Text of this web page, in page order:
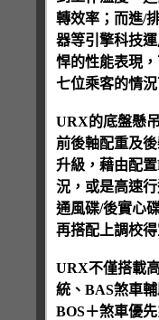
轉效率；而進/
器等引擎科技
悍的性能表現
七位乘客的情
URX的底盤懸
前後軸配重及
升級，藉由配
況，或是高速
通風碟/後實心
再搭配上調校
URX不僅搭載
統、BAS煞車
BOS＋煞車優